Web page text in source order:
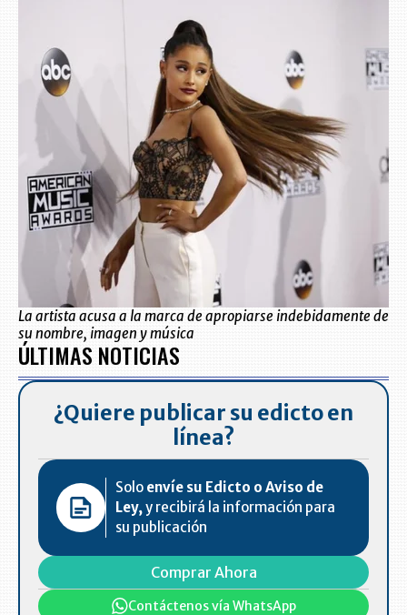
La artista acusa a la marca de apropiarse indebidamente de
su nombre, imagen y música
ÚLTIMAS NOTICIAS
¿Quiere publicar su edicto en
línea?
Solo envíe su Edicto o Aviso de
Ley,y recibirá la información para
su publicación
Comprar Ahora
Contáctenos vía WhatsApp